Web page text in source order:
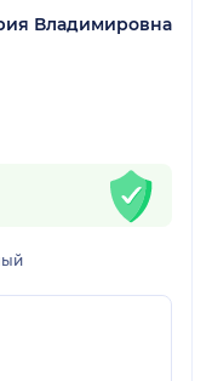
Владимировна